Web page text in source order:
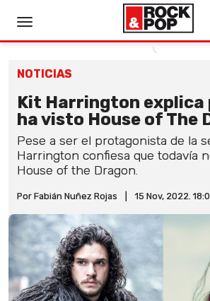
NOTICIAS
Kit Harrington explica
ha visto House of The
Pese a ser el protagonista de la
Harrington confiesa que todavía
House of the Dragon.
Por Fabián Nuñez Rojas 15 Nov, 2022.